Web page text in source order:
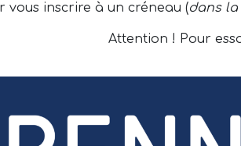
vous inscrire à un créneau (dans
Attention ! Pour